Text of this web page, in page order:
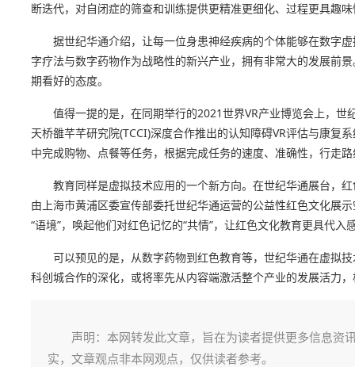
断迭代，对自闭症的筛查和训练提供更精准更细化、过程更具趣
据世纪华通介绍，让每一位身患神经疾病的个体能够在数字
字疗法与数字药物作为战略性的新兴产业，拥有非常大的发展前
期看好的态度。
值得一提的是，在同期举行的2021世界VR产业博览会上，
天桥雒芊芊研究院(TCCI)深度合作推出的认知障碍VR评估与康复
中完成购物、点餐等任务，根据完成任务的速度、准确性，行走
教育同样是虚拟技术应用的一个新方向。在世纪华通展台，
由上海市黄浦区委宣传部委托世纪华通运营的公益性红色文化展
“语境”，唤起他们对红色记忆的“共情”，让红色文化教育更具代
可以预见的是，从数字药物到红色教育等，世纪华通在虚拟
科创城合作的深化，或将率先从内容端激活整个产业的发展活力
声明：本网转发此文章，旨在为读者提供更多信息资
实，文章观点非本网观点，仅供读者参考。